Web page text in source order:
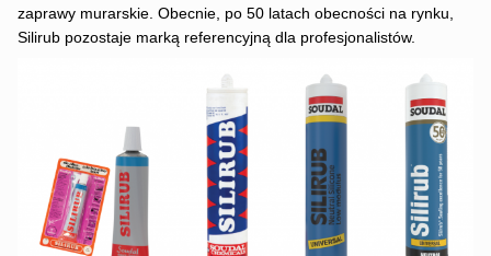
zaprawy murarskie. Obecnie, po 50 latach obecności na rynku,
Silirub pozostaje marką referencyjną dla profesjonalistów.